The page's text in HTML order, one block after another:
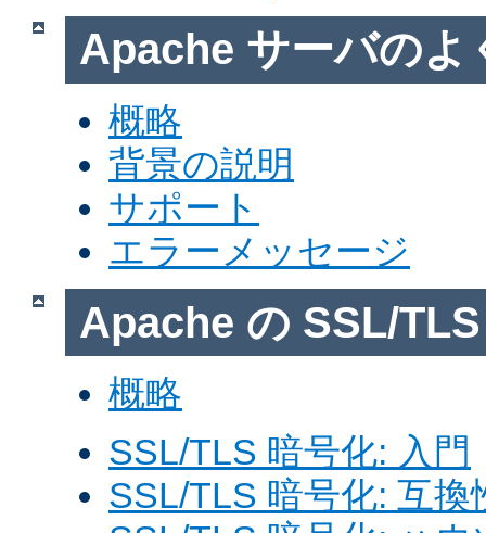
Apache サーバのよ
概略
背景の説明
サポート
エラーメッセージ
Apache の SSL/
概略
SSL/TLS 暗号化: 入門
SSL/TLS 暗号化: 互換